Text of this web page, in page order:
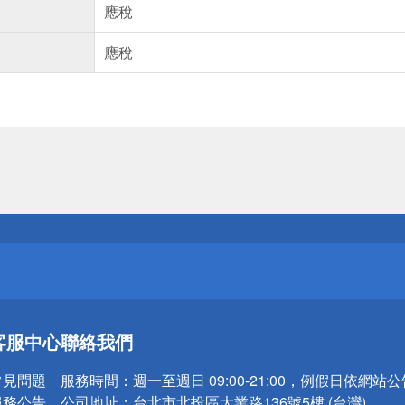
應稅
應稅
小心！
小心！
服中心
問題
聯絡我們
服務時間： 週一至週日 09:00-21:00，例假日依網站